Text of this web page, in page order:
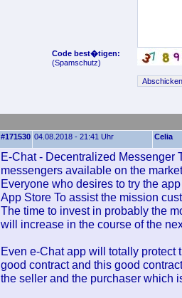
Code best�tigen:
(Spamschutz)
#171530 04.08.2018 - 21:41 Uhr Celia
E-Chat - Decentralized Messenger
messengers available on the
Everyone who desires to try the
App Store To assist the mission
The time to invest in probably the
will increase in the course of the
Even e-Chat app will totally protect
good contract and this good
the seller and the purchaser which